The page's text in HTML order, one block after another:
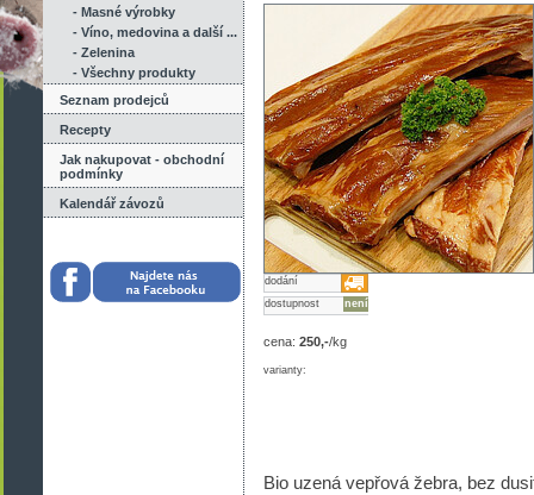
- Masné výrobky
- Víno, medovina a další ...
- Zelenina
- Všechny produkty
Seznam prodejců
Recepty
Jak nakupovat - obchodní
podmínky
Kalendář závozů
dodání
není
dostupnost
cena: 250,-/kg
varianty:
Bio uzená vepřová žebra, bez